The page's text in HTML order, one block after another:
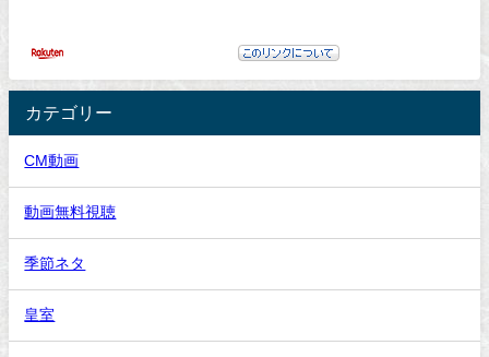
カテゴリー
CM動画
動画無料視聴
季節ネタ
皇室